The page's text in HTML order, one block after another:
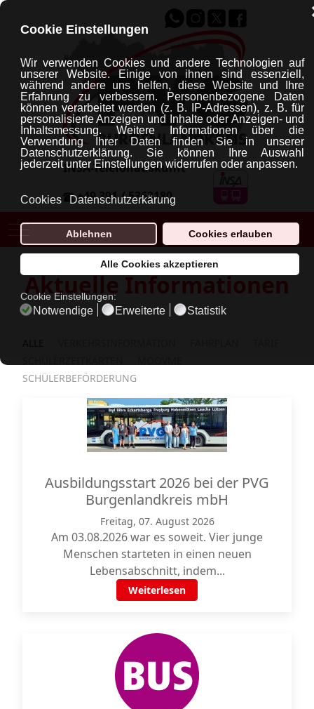
Cookie Einstellungen
Wir verwenden Cookies und andere Technologien auf
unserer Website. Einige von ihnen sind essenziell,
während andere uns helfen, diese Website und Ihre
Erfahrung zu verbessern.
Personenbezogene Daten
können verarbeitet werden (z. B. IP-Adressen), z. B. für
personalisierte Anzeigen und Inhalte oder Anzeigen- und
Inhaltsmessung.
Weitere Informationen über die
Verwendung Ihrer Daten finden Sie in unserer
Datenschutzerklärung.
Sie können Ihre Auswahl
jederzeit unter Einstellungen widerrufen oder anpassen.
Cookies Datenschutzerkärung
Ablehnen Cookies erlauben
Alle Cookies akzeptieren
Cookie Einstellungen:
Notwendige Erweiterte Statistik
INSA-Telefonauskunft
+49 391 / 5363180
Mobile Menu Toggle
Aktuelle Informationen
SCHÜLERBEFÖRDERUNG
Ausbildungsstart 2026 bei der PVG
Burgenlandkreis mbH
Freitag, 07. August 2026
Am 03.08.2026 war es soweit. Vier junge
Menschen starteten in einen neuen
Lebensabschnitt, indem...
Weiterlesen